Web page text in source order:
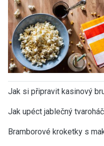
Jak si připravit kasinový
Jak upéct jablečný
Bramborové kroketky s